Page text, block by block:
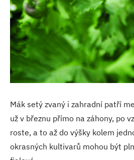
Mák setý zvaný i zahradní patří
už v březnu přímo na záhony, po
roste, a to až do výšky kolem
okrasných kultivarů mohou být